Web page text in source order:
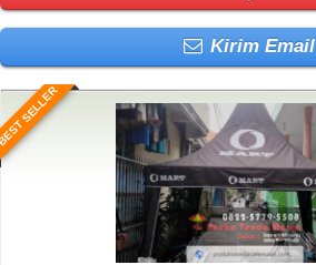
Kirim Email
SELLER